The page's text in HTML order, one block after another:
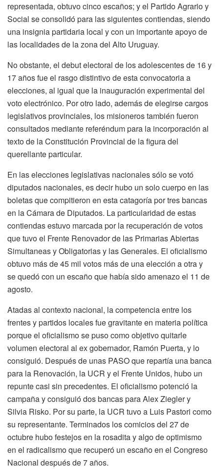
representada, obtuvo cinco escaños; y el Partido Agrario y
Social se consolidó para las siguientes contiendas, siendo
una insignia partidaria local y con un importante apoyo de
las localidades de la zona del Alto Uruguay.
No obstante, el debut electoral de los adolescentes de 16 y
17 años fue el rasgo distintivo de esta convocatoria a
elecciones, al igual que la inauguración experimental del
voto electrónico. Por otro lado, además de elegirse cargos
legislativos provinciales, los misioneros también fueron
consultados mediante referéndum para la incorporación al
texto de la Constitución Provincial de la figura del
querellante particular.
En las elecciones legislativas nacionales sólo se votó
diputados nacionales, es decir hubo un solo cuerpo en las
boletas que compitieron en esta catagoría por tres bancas
en la Cámara de Diputados. La particularidad de estas
contiendas estuvo marcada por la recuperación de votos
que tuvo el Frente Renovador de las Primarias Abiertas
Simultaneas y Obligatorias y las Generales. El oficialismo
obtuvo más de 45 mil votos más de una elección a otra y
se quedó con un escaño que había sido amenazo el 11 de
agosto.
Atadas al contexto nacional, la competencia entre los
frentes y partidos locales fue gravitante en materia política
porque el oficialismo se puso como objetivo quitarle
volumen electoral al ex gobernador, Ramón Puerta, y lo
consiguió. Después de unas PASO que repartía una banca
para la Renovación, la UCR y el Frente Unidos, hubo un
repunte casi sin precedentes. El oficialismo potenció la
campaña y consiguió dos bancas para Alex Ziegler y
Silvia Risko. Por su parte, la UCR tuvo a Luis Pastori como
su representante. Terminados los comicios del 27 de
octubre hubo festejos en la rosadita y algo de optimismo
en el radicalismo que recuperó un escaño en el Congreso
Nacional después de 7 años.